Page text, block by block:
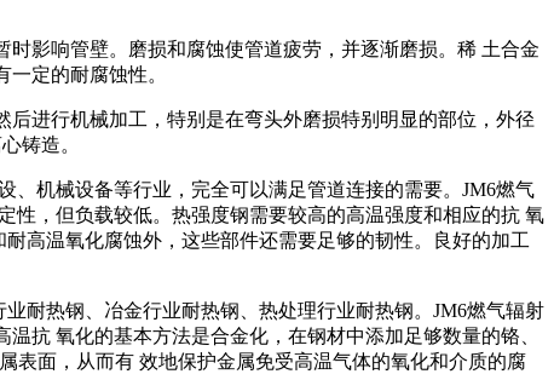
影响管壁。磨损和腐蚀使管道疲劳，并逐渐磨损。稀 土合金
定的耐腐蚀性。
进行机械加工，特别是在弯头外磨损特别明显的部位，外径
铸造。
机械设备等行业，完全可以满足管道连接的需要。JM6燃气
性，但负载较低。热强度钢需要较高的高温强度和相应的抗 氧
高温氧化腐蚀外，这些部件还需要足够的韧性。良好的加工
耐热钢、冶金行业耐热钢、热处理行业耐热钢。JM6燃气辐射
抗 氧化的基本方法是合金化，在钢材中添加足够数量的铬、
表面，从而有 效地保护金属免受高温气体的氧化和介质的腐